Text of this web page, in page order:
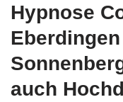
Hypnose
auch